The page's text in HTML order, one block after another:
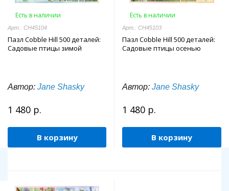
Есть в наличии
Арт.: CH45104
Пазл Cobble Hill 500 деталей:
Садовые птицы зимой
Автор: Jane Shasky
1 480 р.
В корзину
Есть в наличии
Арт.: CH45103
Пазл Cobble Hill 500 деталей:
Садовые птицы осенью
Автор: Jane Shasky
1 480 р.
В корзину